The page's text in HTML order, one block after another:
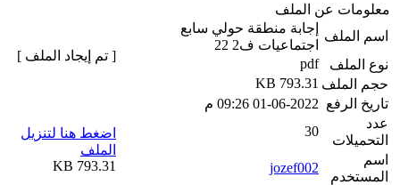
معلومات عن الملف
اسم الملف
إجابة منطقة حولي سابع
اجتماعيات ف2 22
نوع الملف
pdf
حجم الملف 793.31 KB
تاريخ الرفع 01-06-2022 09:26 م
عدد
التحميلات
30
اسم
المستخدم
jozef002
[ تم إيجاد الملف ]
اضغط هنا لتنزيل
الملف
793.31 KB